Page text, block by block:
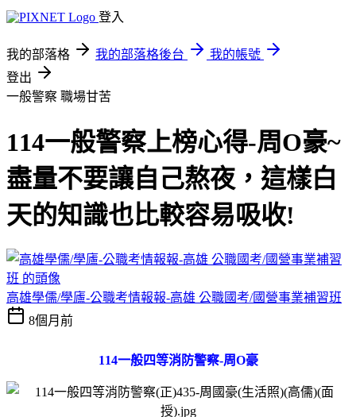
登入
我的部落格 我的部落格後台
我的帳號
登出
一般警察 職場甘苦
114一般警察上榜心得-周O豪~
盡量不要讓自己熬夜，這樣白
天的知識也比較容易吸收!
高雄學儒/學廬-公職考情報報-高雄 公職國考/國營事業補習班
8個月前
114一般四等消防警察-周O豪